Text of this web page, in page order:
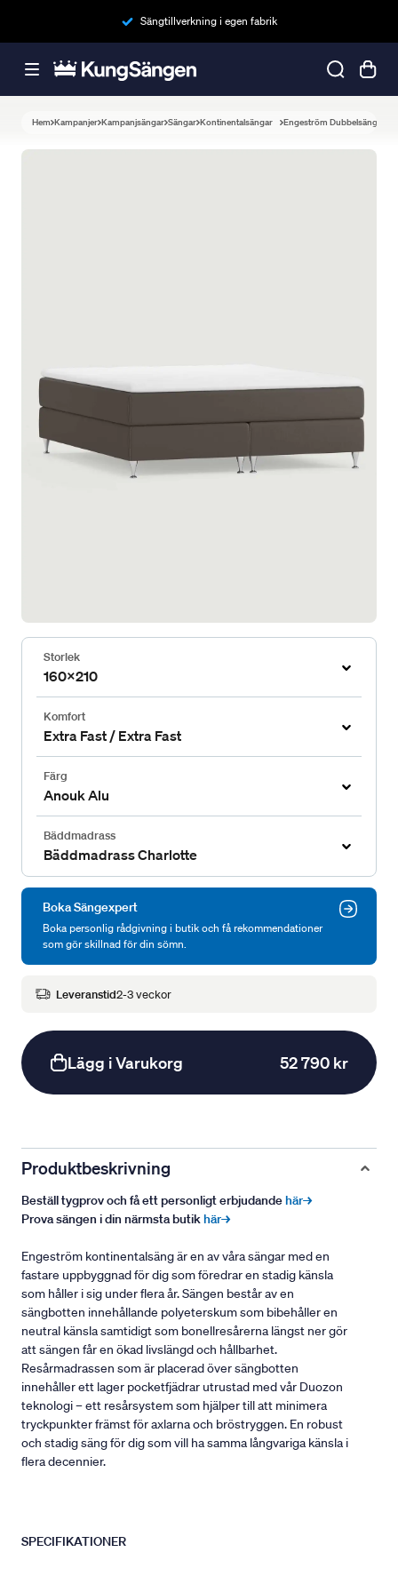
Sängtillverkning i egen fabrik
Hem Kampanjer Kampanjsängar Sängar Kontinentalsängar Engeström Dubbelsäng
Storlek
160x210
Komfort
Extra Fast / Extra Fast
Färg
Anouk Alu
Bäddmadrass
Bäddmadrass Charlotte
Boka Sängexpert
Boka personlig rådgivning i butik och få rekommendationer
som gör skillnad för din sömn.
Leveranstid2-3 veckor
Lägg i Varukorg 52 790 kr
Produktbeskrivning
Beställ tygprov och få ett personligt erbjudandehär→
Prova sängen i din närmsta butikhär→
Engeström kontinentalsäng är en av våra sängar med en
fastare uppbyggnad för dig som föredrar en stadig känsla
som håller i sig under flera år. Sängen består av en
sängbotten innehållande polyeterskum som bibehåller en
neutral känsla samtidigt som bonellresårerna längst ner gör
att sängen får en ökad livslängd och hållbarhet.
Resårmadrassen som är placerad över sängbotten
innehåller ett lager pocketfjädrar utrustad med vår Duozon
teknologi – ett resårsystem som hjälper till att minimera
tryckpunkter främst för axlarna och bröstryggen. En robust
och stadig säng för dig som vill ha samma långvariga känsla i
flera decennier.
SPECIFIKATIONER